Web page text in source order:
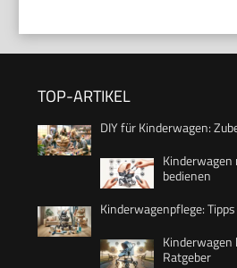
TOP-ARTIKEL
DIY für Kinderwagen:
bedienen
Kinderwagenpflege:
Ratgeber